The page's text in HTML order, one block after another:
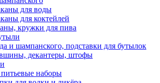
для воды
для коктейлей
кружки для пива
и шампанского, подставки для бутылок
декантеры, штофы
наборы